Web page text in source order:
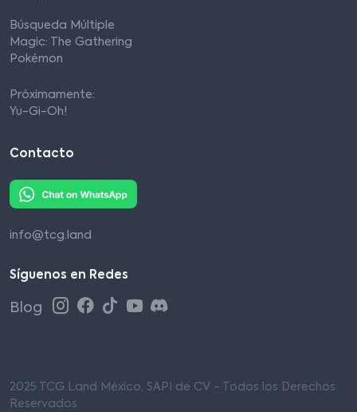
Búsqueda Múltiple
Magic: The Gathering
Pokémon
Próximamente:
Yu-Gi-Oh!
Contacto
info@tcg.land
Síguenos en Redes
Blog
2025 TCG Land México, SAPI de CV - Todos los Derechos
Reservados